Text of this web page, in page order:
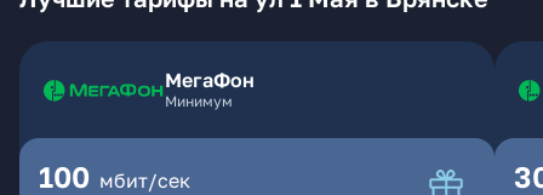
МегаФон
Минимум
100 мбит/сек